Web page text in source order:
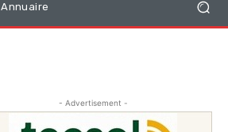
Annuaire
- Advertisement -